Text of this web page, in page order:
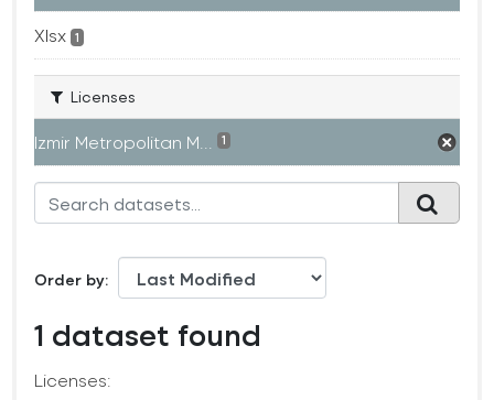
Xlsx 1
Licenses
Izmir Metropolitan M... 1
Order by
1 dataset found
Licenses: